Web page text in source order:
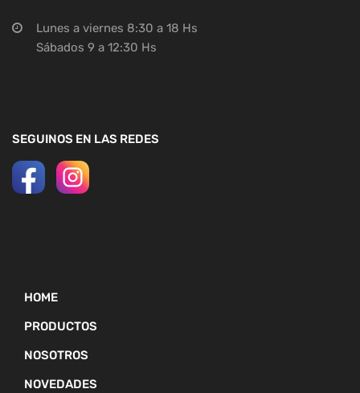
Lunes a viernes 8:30 a 18 Hs
Sábados 9 a 12:30 Hs
SEGUINOS EN LAS REDES
HOME
PRODUCTOS
NOSOTROS
NOVEDADES